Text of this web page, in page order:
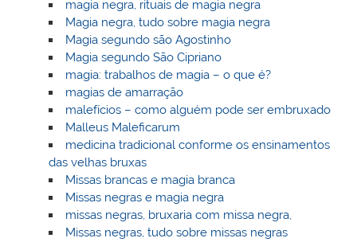
magia negra, rituais de magia negra
Magia negra, tudo sobre magia negra
Magia segundo são Agostinho
Magia segundo São Cipriano
magia: trabalhos de magia – o que é?
magias de amarração
malefícios – como alguém pode ser embruxado
Malleus Maleficarum
medicina tradicional conforme os ensinamentos
das velhas bruxas
Missas brancas e magia branca
Missas negras e magia negra
missas negras, bruxaria com missa negra,
Missas negras, tudo sobre missas negras